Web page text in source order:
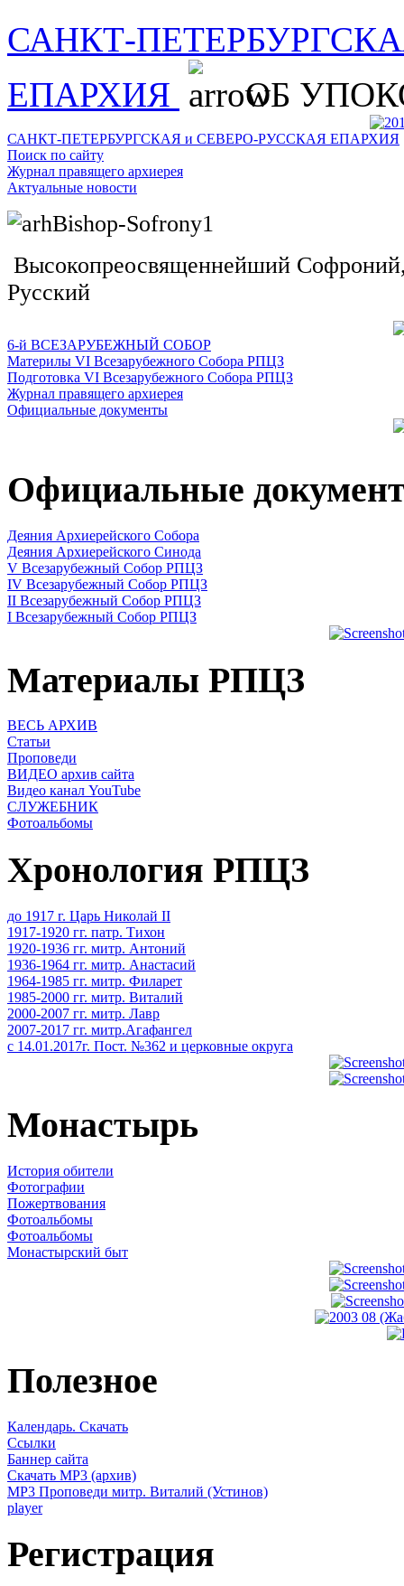
САНКТ-
ЕПАРХИЯ
ОБ
САНКТ-ПЕТЕРБУРГСКАЯ и СЕВЕРО-РУССКАЯ ЕПАРХИЯ
Поиск по сайту
Журнал правящего архиерея
Актуальные новости
Высокопреосвященнейший
Русский
6-й ВСЕЗАРУБЕЖНЫЙ СОБОР
Материлы VI Всезарубежного Собора РПЦЗ
Подготовка VI Всезарубежного Собора РПЦЗ
Журнал правящего архиерея
Официальные документы
Официальные
Деяния Архиерейского Собора
Деяния Архиерейского Синода
V Всезарубежный Собор РПЦЗ
IV Всезарубежный Собор РПЦЗ
II Всезарубежный Собор РПЦЗ
I Всезарубежный Собор РПЦЗ
Материалы РПЦЗ
ВЕСЬ АРХИВ
Статьи
Проповеди
ВИДЕО архив сайта
Видео канал YouTube
СЛУЖЕБНИК
Фотоальбомы
Хронология РПЦЗ
до 1917 г. Царь Николай II
1917-1920 гг. патр. Тихон
1920-1936 гг. митр. Антоний
1936-1964 гг. митр. Анастасий
1964-1985 гг. митр. Филарет
1985-2000 гг. митр. Виталий
2000-2007 гг. митр. Лавр
2007-2017 гг. митр.Агафангел
с 14.01.2017г. Пост. №362 и церковные округа
Монастырь
История обители
Фотографии
Пожертвования
Фотоальбомы
Фотоальбомы
Монастырский быт
Полезное
Календарь. Скачать
Ссылки
Баннер сайта
Скачать MP3 (архив)
MP3 Проповеди митр. Виталий (Устинов)
player
Регистрация